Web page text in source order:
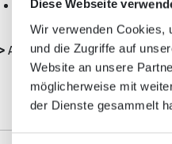
Diese Webseite
Wir verwenden Cookies,
und die Zugriffe auf
Website an unsere
möglicherweise mit
der Dienste gesammelt
Sinzig, "Schulzentrum"
Als Ersatzdienen die